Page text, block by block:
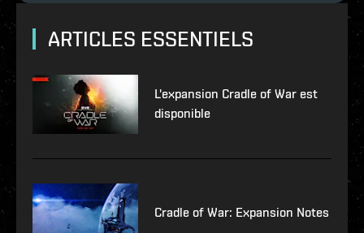
ARTICLES ESSENTIELS
L'expansion Cradle of War est
disponible
Cradle of War: Expansion Notes